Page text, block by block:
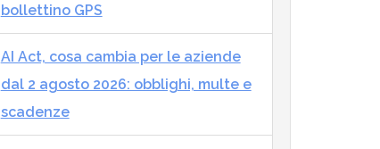
bollettino GPS
AI Act, cosa cambia per le aziende
dal 2 agosto 2026: obblighi, multe e
scadenze